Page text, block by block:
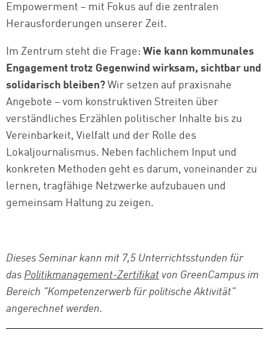
Empowerment – mit Fokus auf die zentralen
Herausforderungen unserer Zeit.
Im Zentrum steht die Frage: Wie kann kommunales
Engagement trotz Gegenwind wirksam, sichtbar und
solidarisch bleiben? Wir setzen auf praxisnahe
Angebote – vom konstruktiven Streiten über
verständliches Erzählen politischer Inhalte bis zu
Vereinbarkeit, Vielfalt und der Rolle des
Lokaljournalismus. Neben fachlichem Input und
konkreten Methoden geht es darum, voneinander zu
lernen, tragfähige Netzwerke aufzubauen und
gemeinsam Haltung zu zeigen.
Dieses Seminar kann mit 7,5 Unterrichtsstunden für
das Politikmanagement-Zertifikat von GreenCampus im
Bereich "Kompetenzerwerb für politische Aktivität"
angerechnet werden.